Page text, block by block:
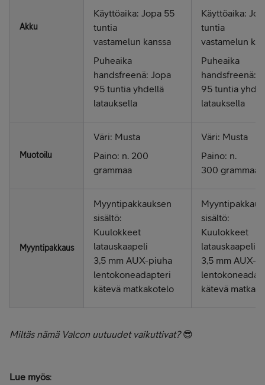
Akku
Käyttöaika: Jopa 55
tuntia
vastamelun kanssa
Puheaika
handsfreenä: Jopa
95 tuntia yhdellä
latauksella
Käyttöaika:
tuntia
vastamelun
Puheaika
handsfreenä:
95 tuntia
latauksella
Muotoilu
Väri: Musta
Paino: n. 200
grammaa
Väri: Musta
Paino: n.
300 grammaa
Myyntipakkaus
Myyntipakkauksen
sisältö:
Kuulokkeet
latauskaapeli
3,5 mm AUX-piuha
lentokoneadapteri
kätevä matkakotelo
sisältö:
Kuulokkeet
latauskaapeli
3,5 mm AUX-
kätevä
Miltäs nämä Valcon uutuudet vaikuttivat?😎
Lue myös: